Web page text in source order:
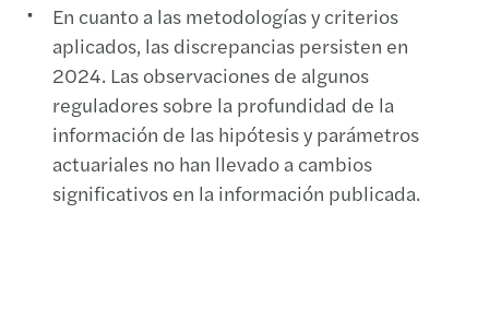
En cuanto a las metodologías y criterios
aplicados, las discrepancias persisten en
2024. Las observaciones de algunos
reguladores sobre la profundidad de la
información de las hipótesis y parámetros
actuariales no han llevado a cambios
significativos en la información publicada.